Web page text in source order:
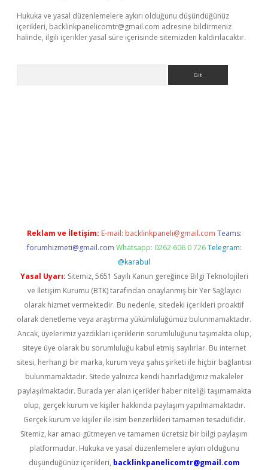
Hukuka ve yasal düzenlemelere aykırı olduğunu düşündüğünüz
içerikleri, backlinkpanelicomtr@gmail.com adresine bildirmeniz
halinde, ilgili içerikler yasal süre içerisinde sitemizden kaldırılacaktır.
Reklam ve İletişim: E-mail: backlinkpaneli@gmail.com Teams:
forumhizmeti@gmail.com Whatsapp: 0262 606 0 726 Telegram:
@karabul
Yasal Uyarı: Sitemiz, 5651 Sayılı Kanun gereğince Bilgi Teknolojileri
ve İletişim Kurumu (BTK) tarafından onaylanmış bir Yer Sağlayıcı
olarak hizmet vermektedir. Bu nedenle, sitedeki içerikleri proaktif
olarak denetleme veya araştırma yükümlülüğümüz bulunmamaktadır.
Ancak, üyelerimiz yazdıkları içeriklerin sorumluluğunu taşımakta olup,
siteye üye olarak bu sorumluluğu kabul etmiş sayılırlar. Bu internet
sitesi, herhangi bir marka, kurum veya şahıs şirketi ile hiçbir bağlantısı
bulunmamaktadır. Sitede yalnızca kendi hazırladığımız makaleler
paylaşılmaktadır. Burada yer alan içerikler haber niteliği taşımamakta
olup, gerçek kurum ve kişiler hakkında paylaşım yapılmamaktadır.
Gerçek kurum ve kişiler ile isim benzerlikleri tamamen tesadüfidir.
Sitemiz, kar amacı gütmeyen ve tamamen ücretsiz bir bilgi paylaşım
platformudur. Hukuka ve yasal düzenlemelere aykırı olduğunu
düşündüğünüz içerikleri, backlinkpanelicomtr@gmail.com